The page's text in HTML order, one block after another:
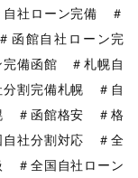
社ローン完備 ＃
館自社ローン完
備函館 ＃札幌自
割完備札幌 ＃自
＃函館格安 ＃格
社分割対応 ＃全
＃全国自社ローン